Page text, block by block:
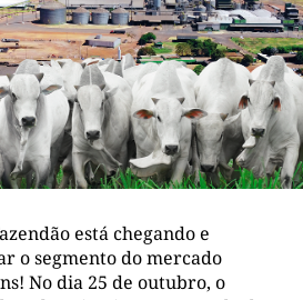
está chegando e
o segmento do mercado
No dia 25 de outubro, o